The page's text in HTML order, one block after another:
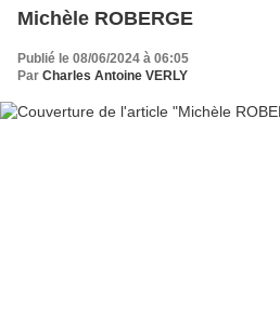
Michèle ROBERGE
Publié le 08/06/2024 à 06:05
Par Charles Antoine VERLY